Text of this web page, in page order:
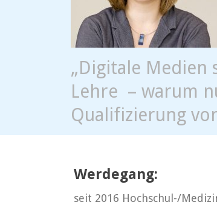
„Digitale Medien
Lehre – warum
Qualifizierung
Werdegang:
seit 2016 Hochschul-/